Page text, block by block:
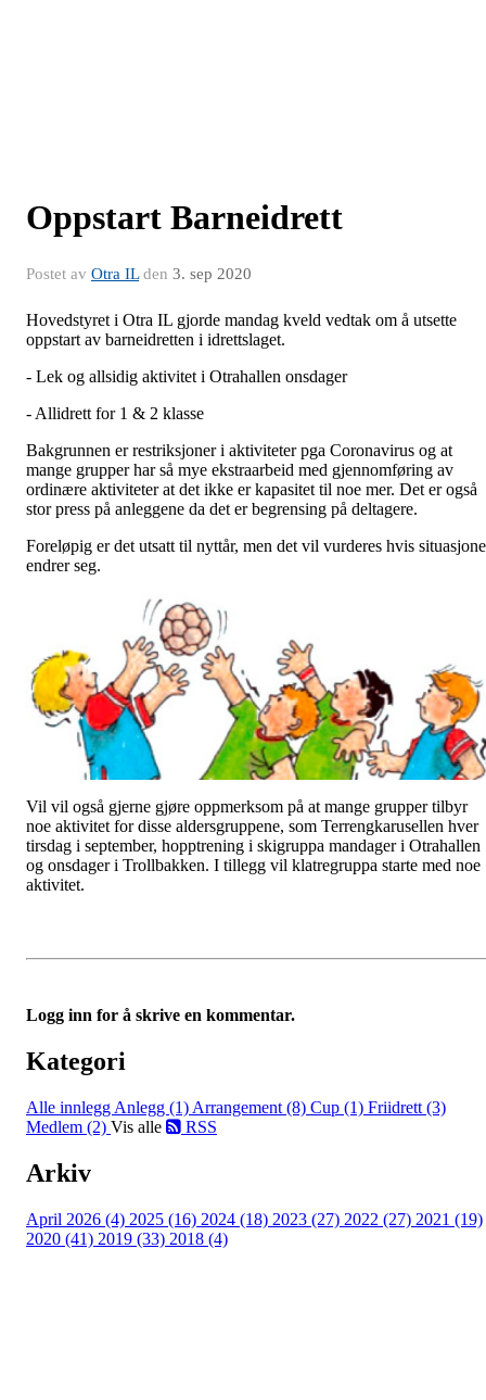
Oppstart Barneidrett
Postet av Otra ILden 3. sep 2020
Hovedstyret i Otra IL gjorde mandag kveld vedtak om å utsette
oppstart av barneidretten i idrettslaget.
- Lek og allsidig aktivitet i Otrahallen onsdager
- Allidrett for 1 & 2 klasse
Bakgrunnen er restriksjoner i aktiviteter pga Coronavirus og at
mange grupper har så mye ekstraarbeid med gjennomføring av
ordinære aktiviteter at det ikke er kapasitet til noe mer. Det er også
stor press på anleggene da det er begrensing på deltagere.
Foreløpig er det utsatt til nyttår, men det vil vurderes hvis
endrer seg.
Vil vil også gjerne gjøre oppmerksom på at mange grupper tilbyr
noe aktivitet for disse aldersgruppene, som Terrengkarusellen hver
tirsdag i september, hopptrening i skigruppa mandager i Otrahallen
og onsdager i Trollbakken. I tillegg vil klatregruppa starte med noe
aktivitet.
Logg inn for å skrive en kommentar.
Kategori
Alle innlegg Anlegg (1) Arrangement (8) Cup (1) Friidrett (3)
Medlem (2) Vis alle RSS
Arkiv
April 2026 (4) 2025 (16) 2024 (18) 2023 (27) 2022 (27) 2021 (19)
2020 (41) 2019 (33) 2018 (4)